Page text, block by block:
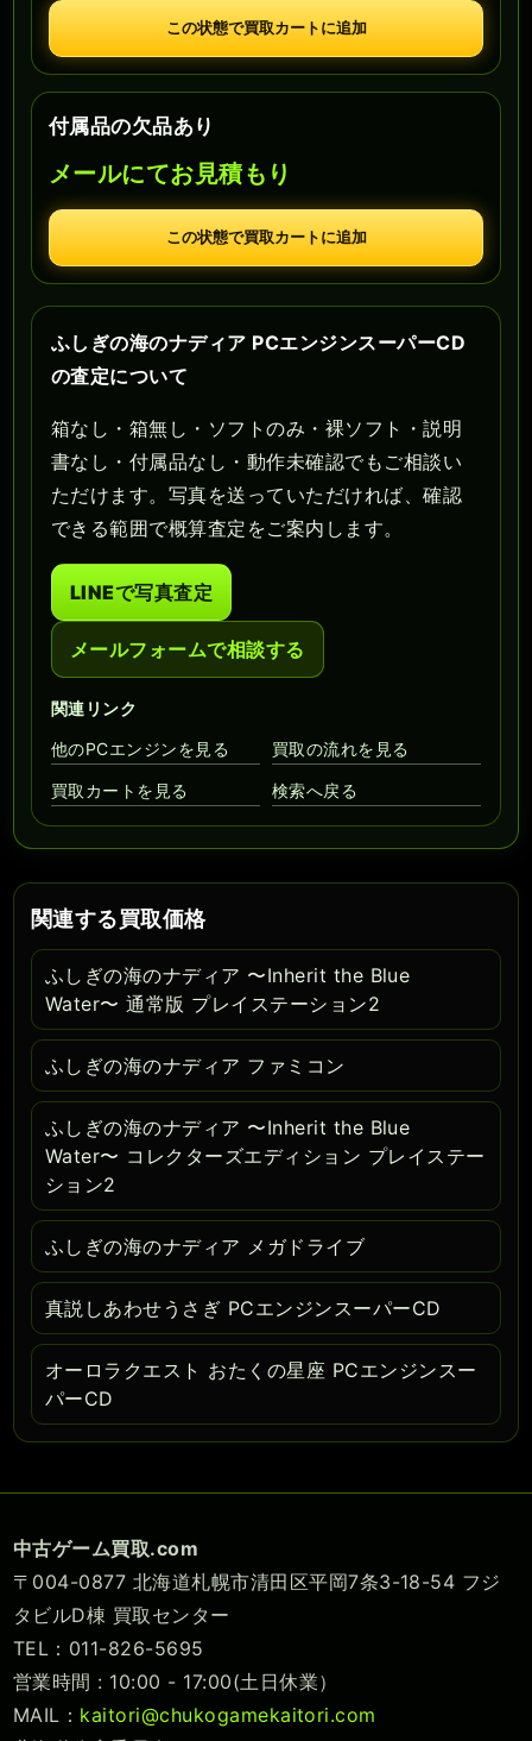
この状態で買取カートに追加
付属品の欠品あり
メールにてお見積もり
この状態で買取カートに追加
ふしぎの海のナディア PCエンジンスーパーCD
の査定について
箱なし・箱無し・ソフトのみ・裸ソフト・説明
書なし・付属品なし・動作未確認でもご相談い
ただけます。写真を送っていただければ、確認
できる範囲で概算査定をご案内します。
LINEで写真査定
メールフォームで相談する
関連リンク
他のPCエンジンを見る
買取の流れを見る
買取カートを見る 検索へ戻る
関連する買取価格
ふしぎの海のナディア 〜Inherit the Blue
Water〜 通常版 プレイステーション2
ふしぎの海のナディア ファミコン
ふしぎの海のナディア 〜Inherit the Blue
Water〜 コレクターズエディション プレイステー
ション2
ふしぎの海のナディア メガドライブ
真説しあわせうさぎ PCエンジンスーパーCD
オーロラクエスト おたくの星座 PCエンジンスー
パーCD
中古ゲーム買取.com
〒004-0877 北海道札幌市清田区平岡7条3-18-54 フジ
タビルD棟 買取センター
TEL：011-826-5695
営業時間 : 10:00 - 17:00(土日休業）
MAIL： kaitori@chukogamekaitori.com